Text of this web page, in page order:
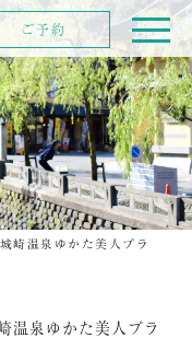
崎温泉ゆかた美人プラ
温泉ゆかた美人プラ
ご予約